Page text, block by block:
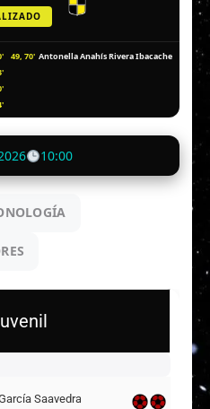
49, 70' Antonella Anahís Rivera Ibacache
10:00
Saavedra